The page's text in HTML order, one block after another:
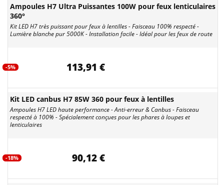
Ampoules H7 Ultra Puissantes 100W pour feux lenticulaires
360°
Kit LED H7 très puissant pour feux à lentilles - Faisceau 100% respecté -
Lumière blanche pur 5000K - Installation facile - Idéal pour les feux de route
-5% 113,91 €
Kit LED canbus H7 85W 360 pour feux à lentilles
Ampoules H7 LED haute performance - Anti-erreur & Canbus - Faisceau
respecté à 100% - Spécialement conçues pour les phares à loupes et
lenticulaires
-18% 90,12 €